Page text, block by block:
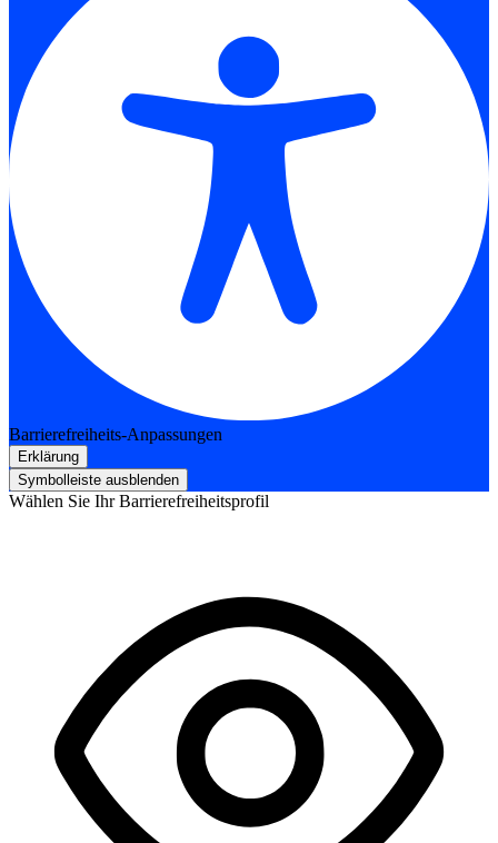
Barrierefreiheits-Anpassungen
Erklärung
Symbolleiste ausblenden
Wählen Sie Ihr Barrierefreiheitsprofil